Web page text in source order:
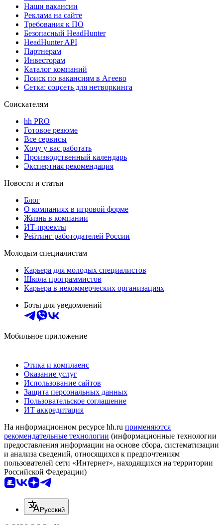
Наши вакансии
Реклама на сайте
Требования к ПО
Безопасный HeadHunter
HeadHunter API
Партнерам
Инвесторам
Каталог компаний
Поиск по вакансиям в Агеево
Сетка: соцсеть для нетворкинга
Соискателям
hh PRO
Готовое резюме
Все сервисы
Хочу у вас работать
Производственный календарь
Экспертная рекомендация
Новости и статьи
Блог
О компаниях в игровой форме
Жизнь в компании
ИТ-проекты
Рейтинг работодателей России
Молодым специалистам
Карьера для молодых специалистов
Школа программистов
Карьера в некоммерческих организациях
Боты для уведомлений
Мобильное приложение
Этика и комплаенс
Оказание услуг
Использование сайтов
Защита персональных данных
Пользовательское соглашение
ИТ аккредитация
На информационном ресурсе hh.ru применяются
рекомендательные технологии (информационные технологии
предоставления информации на основе сбора, систематизации
и анализа сведений, относящихся к предпочтениям
пользователей сети «Интернет», находящихся на территории
Российской Федерации)
Русский